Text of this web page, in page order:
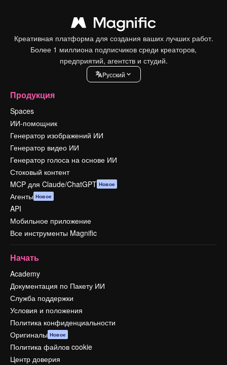
Креативная платформа для создания ваших лучших работ.
Более 1 миллиона подписчиков среди креаторов,
предприятий, агентств и студий.
Pусский
Продукция
Spaces
ИИ-помощник
Генератор изображений ИИ
Генератор видео ИИ
Генератор голоса на основе ИИ
Стоковый контент
MCP для Claude/ChatGPT Новое
Агенты Новое
API
Мобильное приложение
Все инструменты Magnific
Начать
Academy
Документация по Пакету ИИ
Служба поддержки
Условия и положения
Политика конфиденциальности
Оригиналы Новое
Политика файлов cookie
Центр доверия